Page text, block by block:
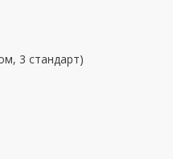
3 стандарт)